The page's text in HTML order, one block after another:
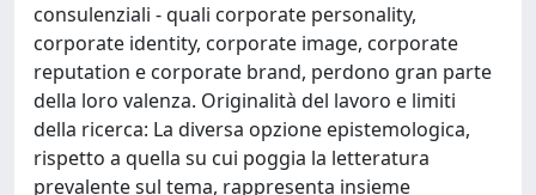
consulenziali - quali corporate personality,
corporate identity, corporate image, corporate
reputation e corporate brand, perdono gran parte
della loro valenza. Originalità del lavoro e limiti
della ricerca: La diversa opzione epistemologica,
rispetto a quella su cui poggia la letteratura
prevalente sul tema, rappresenta insieme